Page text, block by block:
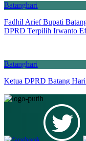
Batanghari
Fadhil Arief Bupati
DPRD Terpilih Irwanto
Batanghari
Ketua DPRD Batang